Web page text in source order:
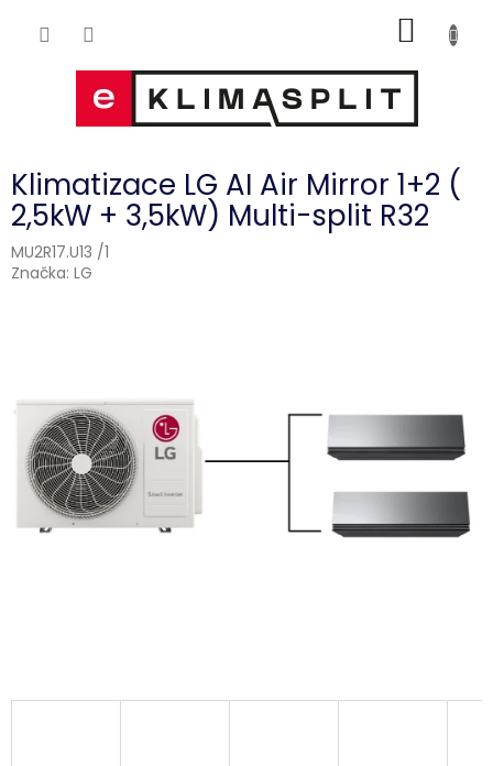
KOŠÍK
Klimatizace LG AI Air Mirror 1+2 (
2,5kW + 3,5kW) Multi-split R32
MU2R17.U13 /1
Značka: LG